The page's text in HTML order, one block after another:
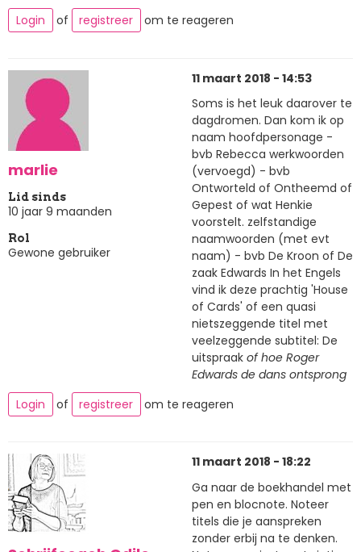
Login
of registreer om te reageren
marlie
Lid sinds
10 jaar 9 maanden
Rol
Gewone gebruiker
11 maart 2018 - 14:53
Soms is het leuk daarover te
dagdromen. Dan kom ik op
naam hoofdpersonage -
bvb Rebecca werkwoorden
(vervoegd) - bvb
Ontworteld of Ontheemd of
Gepest of wat Henkie
voorstelt. zelfstandige
naamwoorden (met evt
naam) - bvb De Kroon of De
zaak Edwards In het Engels
vind ik deze prachtig 'House
of Cards' of een quasi
nietszeggende titel met
veelzeggende subtitel: De
uitspraak of hoe Roger
Edwards de dans ontsprong
Login
of registreer om te reageren
11 maart 2018 - 18:22
Ga naar de boekhandel met
pen en blocnote. Noteer
titels die je aanspreken
zonder erbij na te denken.